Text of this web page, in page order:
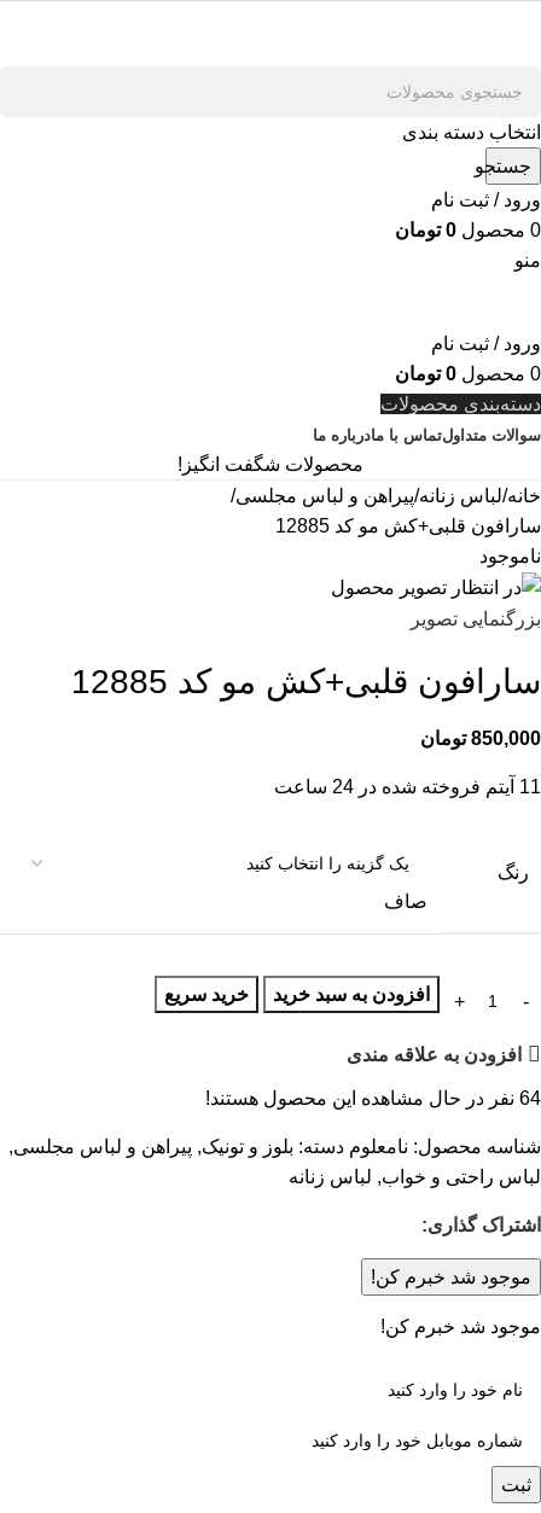
انتخاب دسته بندی
جستجو
ورود / ثبت نام
0 محصول 0 تومان
منو
ورود / ثبت نام
0 محصول 0 تومان
دسته‌بندی محصولات
سوالات متداولتماس با مادرباره ما
محصولات شگفت انگیز!
خانه لباس زنانه پیراهن و لباس مجلسی
سارافون قلبی+کش مو کد 12885
ناموجود
بزرگنمایی تصویر
سارافون قلبی+کش مو کد 12885
850,000 تومان
11 آیتم فروخته شده در 24 ساعت
رنگ
صاف
افزودن به سبد خرید خرید سریع
افزودن به علاقه مندی
64 نفر در حال مشاهده این محصول هستند!
شناسه محصول: نامعلوم دسته: بلوز و تونیک, پیراهن و لباس مجلسی,
لباس راحتی و خواب, لباس زنانه
اشتراک گذاری:
موجود شد خبرم کن!
موجود شد خبرم کن!
ثبت